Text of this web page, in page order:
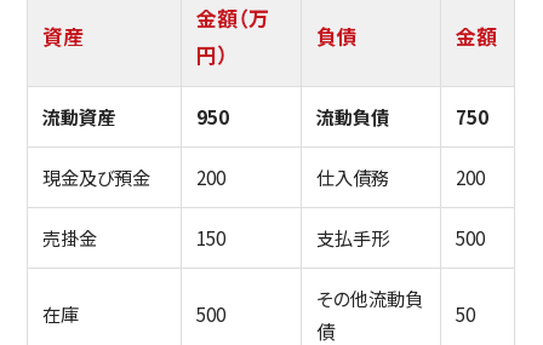
資産
金額（万
円）
負債 金額
流動資産 950 流動負債 750
現金及び預金 200 仕入債務 200
売掛金 150 支払手形 500
在庫 500
その他流動負
債
50